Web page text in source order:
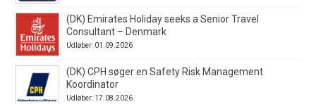
(DK) Emirates Holiday seeks a Senior Travel
Consultant – Denmark
Udløber: 01.09.2026
(DK) CPH søger en Safety Risk Management
Koordinator
Udløber: 17.08.2026